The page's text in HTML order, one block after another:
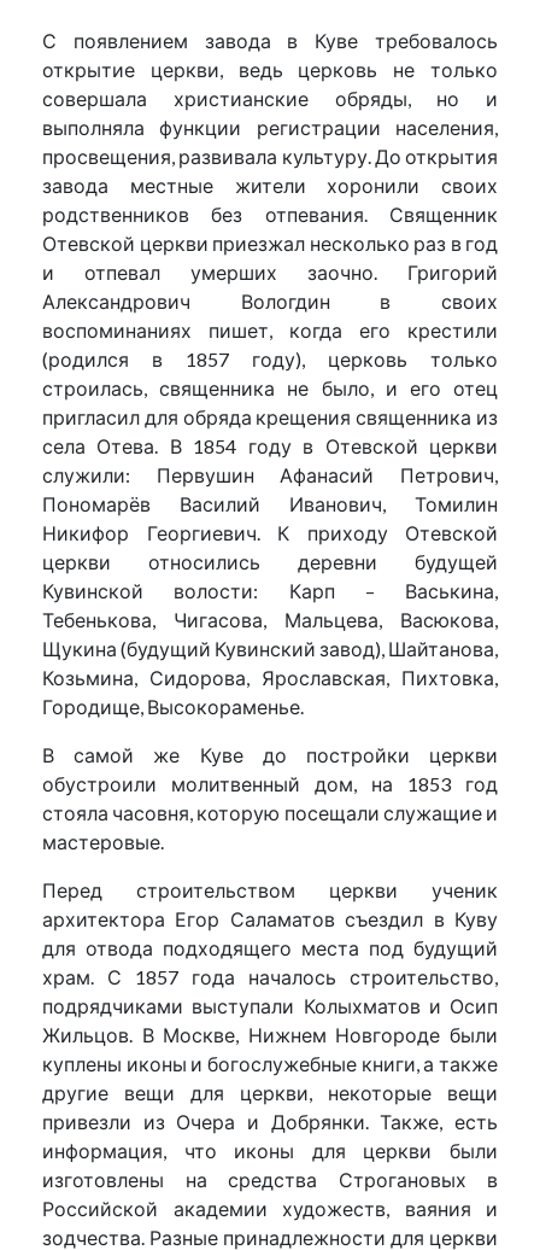
С появлением завода в Куве требовалось
открытие церкви, ведь церковь не только
совершала христианские обряды, но и
выполняла функции регистрации населения,
просвещения, развивала культуру. До открытия
завода местные жители хоронили своих
родственников без отпевания. Священник
Отевской церкви приезжал несколько раз в год
и отпевал умерших заочно. Григорий
Александрович Вологдин в своих
воспоминаниях пишет, когда его крестили
(родился в 1857 году), церковь только
строилась, священника не было, и его отец
пригласил для обряда крещения священника из
села Отева. В 1854 году в Отевской церкви
служили: Первушин Афанасий Петрович,
Пономарёв Василий Иванович, Томилин
Никифор Георгиевич. К приходу Отевской
церкви относились деревни будущей
Кувинской волости: Карп – Васькина,
Тебенькова, Чигасова, Мальцева, Васюкова,
Щукина (будущий Кувинский завод), Шайтанова,
Козьмина, Сидорова, Ярославская, Пихтовка,
Городище, Высокораменье.
В самой же Куве до постройки церкви
обустроили молитвенный дом, на 1853 год
стояла часовня, которую посещали служащие и
мастеровые.
Перед строительством церкви ученик
архитектора Егор Саламатов съездил в Куву
для отвода подходящего места под будущий
храм. С 1857 года началось строительство,
подрядчиками выступали Колыхматов и Осип
Жильцов. В Москве, Нижнем Новгороде были
куплены иконы и богослужебные книги, а также
другие вещи для церкви, некоторые вещи
привезли из Очера и Добрянки. Также, есть
информация, что иконы для церкви были
изготовлены на средства Строгановых в
Российской академии художеств, ваяния и
зодчества. Разные принадлежности для церкви